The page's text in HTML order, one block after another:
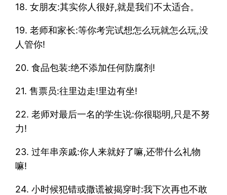
18. 女朋友:其实你人很好,就是我们不太适合。
19. 老师和家长:等你考完试想怎么玩就怎么玩,没
人管你!
20. 食品包装:绝不添加任何防腐剂!
21. 售票员:往里边走!里边有坐!
22. 老师对最后一名的学生说:你很聪明,只是不努
力!
23. 过年串亲戚:你人来就好了嘛,还带什么礼物
嘛!
24. 小时候犯错或撒谎被揭穿时:我下次再也不敢